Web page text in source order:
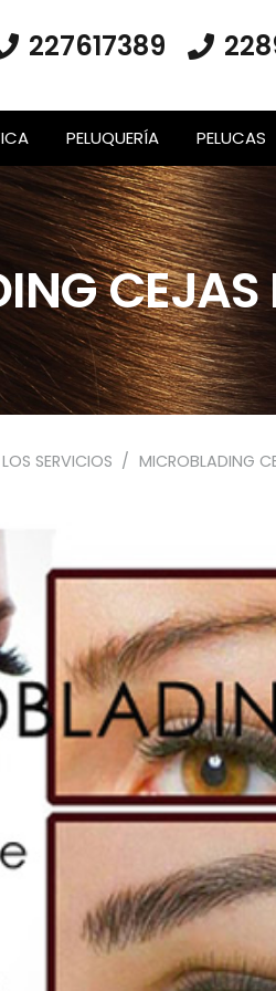
227617389
PELUQUERÍA PELUCAS
CEJAS
SERVICIOS / MICROBLADING